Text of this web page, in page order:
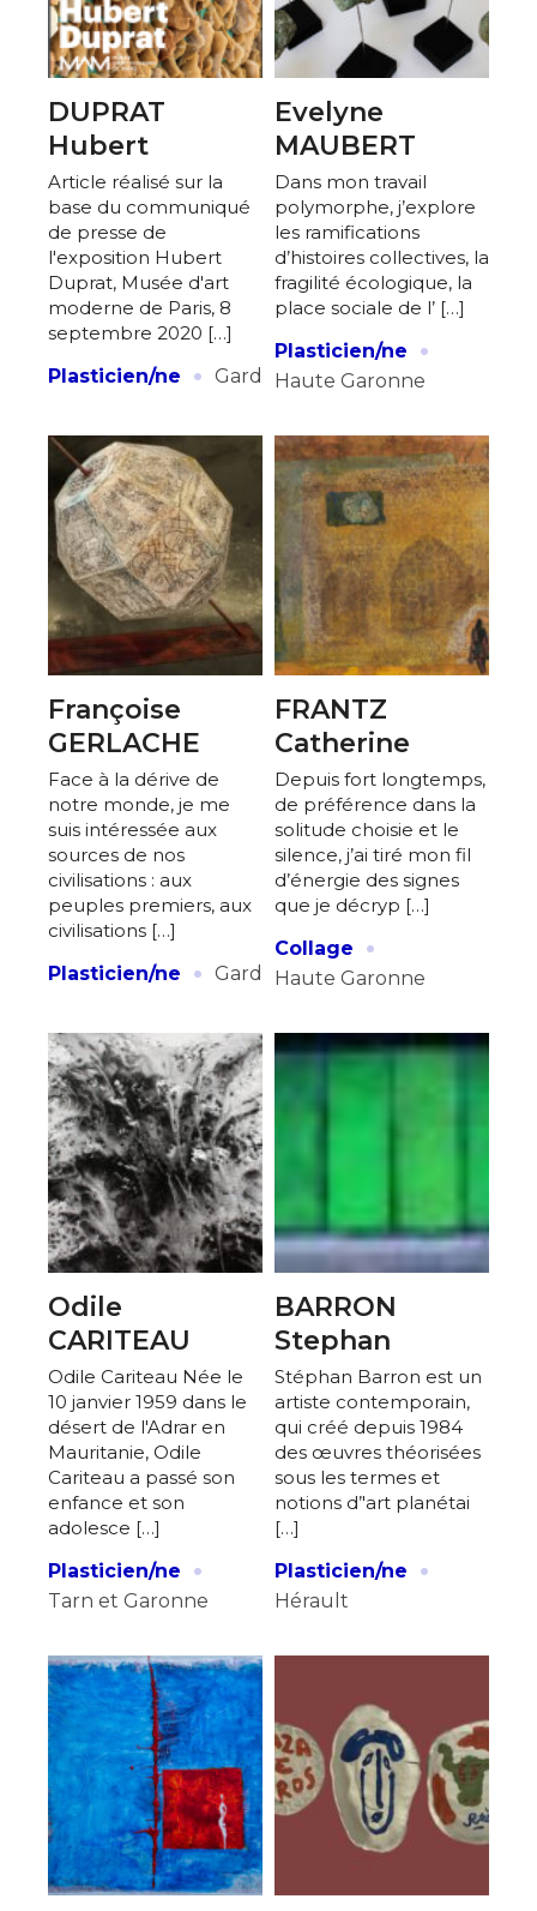
DUPRAT
Hubert
Article réalisé sur la
base du communiqué
de presse de
l'exposition Hubert
Duprat, Musée d'art
moderne de Paris, 8
septembre 2020 […]
Plasticien/ne
· Gard
Evelyne
MAUBERT
Dans mon travail
polymorphe, j’explore
les ramifications
d’histoires collectives, la
fragilité écologique, la
place sociale de l’ […]
Plasticien/ne
·
Haute Garonne
Françoise
GERLACHE
Face à la dérive de
notre monde, je me
suis intéressée aux
sources de nos
civilisations : aux
peuples premiers, aux
civilisations […]
Plasticien/ne
· Gard
FRANTZ
Catherine
Depuis fort longtemps,
de préférence dans la
solitude choisie et le
silence, j’ai tiré mon fil
d’énergie des signes
que je décryp […]
Collage
·
Haute Garonne
Odile
CARITEAU
Odile Cariteau Née le
10 janvier 1959 dans le
désert de l'Adrar en
Mauritanie, Odile
Cariteau a passé son
enfance et son
adolesce […]
Plasticien/ne
·
Tarn et Garonne
BARRON
Stephan
Stéphan Barron est un
artiste contemporain,
qui créé depuis 1984
des œuvres théorisées
sous les termes et
notions d’'art planétai
[…]
Plasticien/ne
·
Hérault